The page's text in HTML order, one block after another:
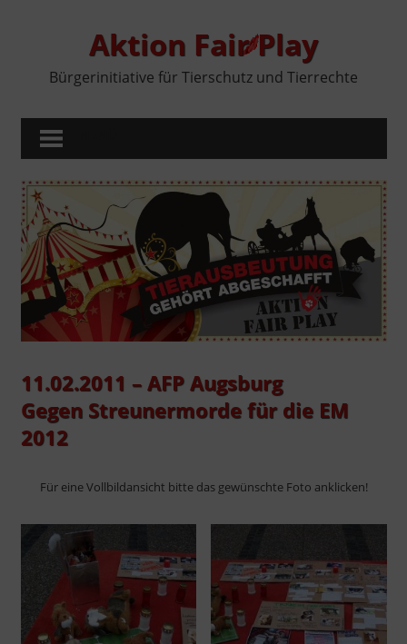
Aktion Fair Play
Bürgerinitiative für Tierschutz und Tierrechte
11.02.2011 – AFP Augsburg
Gegen Streunermorde für die EM
2012
Für eine Vollbildansicht bitte das gewünschte Foto anklicken!